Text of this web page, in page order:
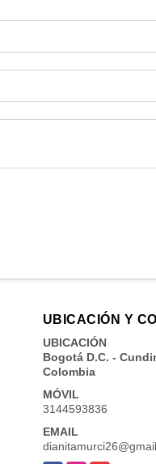
UBICACIÓN Y
UBICACIÓN
Bogotá D.C. -
Colombia
MÓVIL
3144593836
EMAIL